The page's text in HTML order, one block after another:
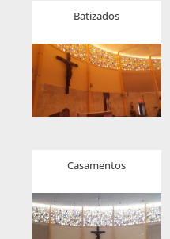
Batizados
Casamentos